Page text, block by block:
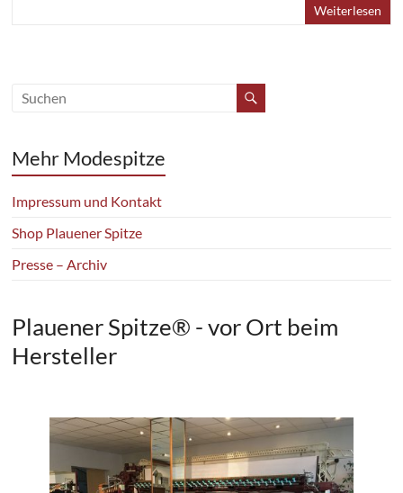
Weiterlesen
Mehr Modespitze
Impressum und Kontakt
Shop Plauener Spitze
Presse – Archiv
Plauener Spitze® - vor Ort beim
Hersteller